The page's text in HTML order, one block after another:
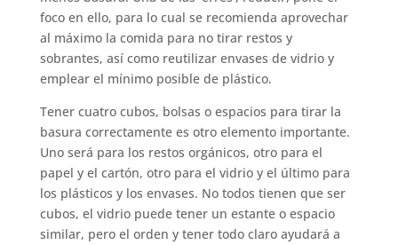
foco en ello, para lo cual se recomienda aprovechar
al máximo la comida para no tirar restos y
sobrantes, así como reutilizar envases de vidrio y
emplear el mínimo posible de plástico.
Tener cuatro cubos, bolsas o espacios para tirar la
basura correctamente es otro elemento importante.
Uno será para los restos orgánicos, otro para el
papel y el cartón, otro para el vidrio y el último para
los plásticos y los envases. No todos tienen que ser
cubos, el vidrio puede tener un estante o espacio
similar, pero el orden y tener todo claro ayudará a